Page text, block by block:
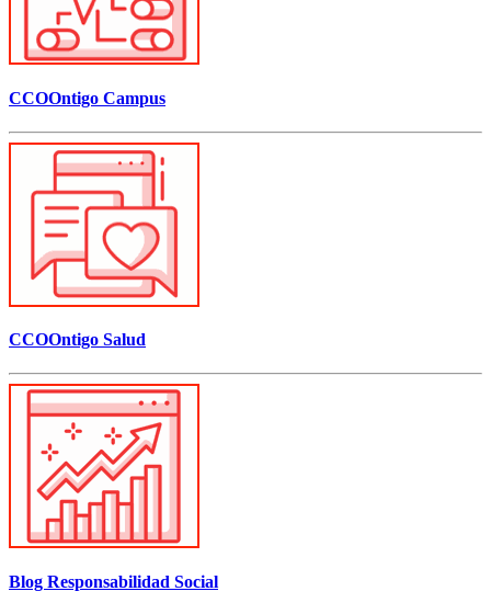
CCOOntigo Campus
CCOOntigo Salud
Blog Responsabilidad Social